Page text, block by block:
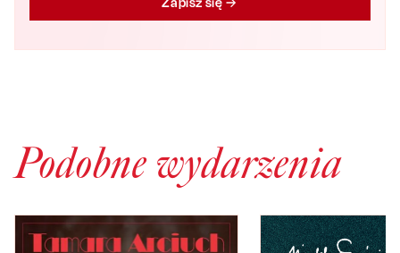
Podobne wydarzenia